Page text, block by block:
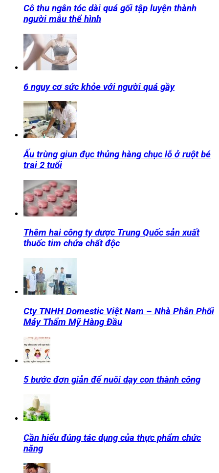
Cô thu ngân tóc dài quá gối tập luyện thành
người mẫu thể hình
6 nguy cơ sức khỏe với người quá gầy
Ấu trùng giun đục thủng hàng chục lỗ ở ruột bé
trai 2 tuổi
Thêm hai công ty dược Trung Quốc sản xuất
thuốc tim chứa chất độc
Cty TNHH Domestic Việt Nam – Nhà Phân Phối
Máy Thẩm Mỹ Hàng Đầu
5 bước đơn giản để nuôi dạy con thành công
Cần hiểu đúng tác dụng của thực phẩm chức
năng